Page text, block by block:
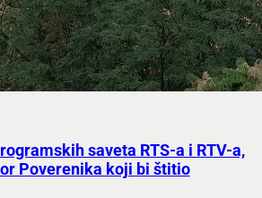
saveta RTS-a i RTV-a,
Poverenika koji bi štitio